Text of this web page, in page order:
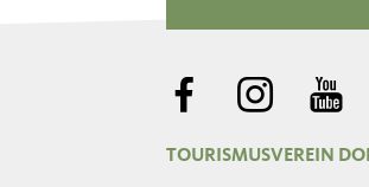
TOURISMUSVEREIN